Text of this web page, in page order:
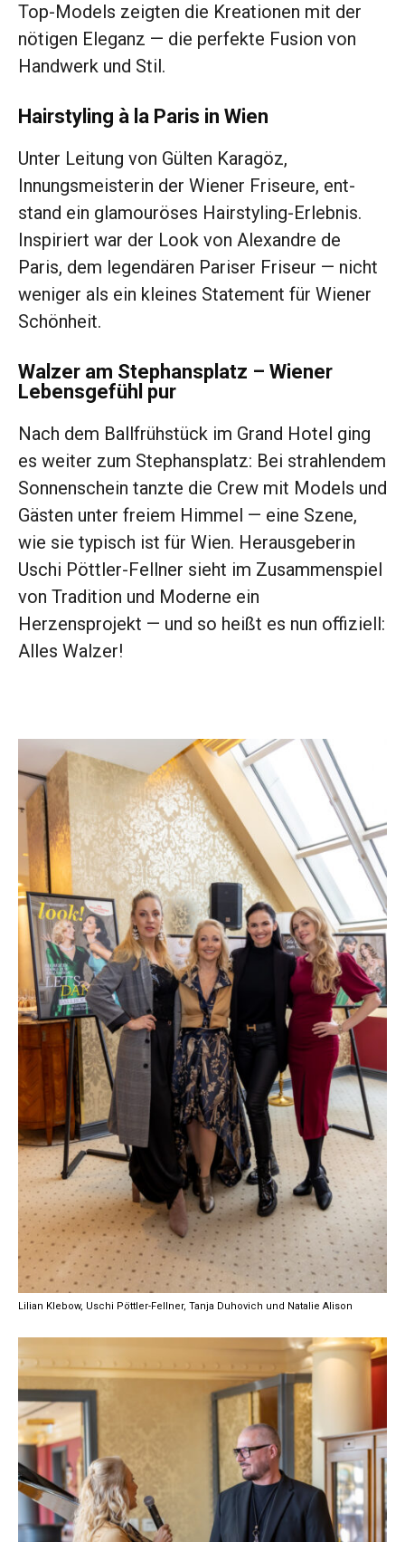
Top-Models zeigten die Kreationen mit der
nötigen Eleganz — die perfekte Fusion von
Handwerk und Stil.
Hairstyling à la Paris in Wien
Unter Leitung von Gülten Karagöz,
Innungsmeisterin der Wiener Friseure, ent­
stand ein glamouröses Hairstyling-Erlebnis.
Inspiriert war der Look von Alexandre de
Paris, dem legendären Pariser Friseur — nicht
weniger als ein kleines Statement für Wiener
Schönheit.
Walzer am Stephansplatz – Wiener
Lebensgefühl pur
Nach dem Ballfrühstück im Grand Hotel ging
es weiter zum Stephansplatz: Bei strahlendem
Sonnenschein tanzte die Crew mit Models und
Gästen unter freiem Himmel — eine Szene,
wie sie typisch ist für Wien. Herausgeberin
Uschi Pöttler-Fellner sieht im Zusammenspiel
von Tradition und Moderne ein
Herzensprojekt — und so heißt es nun offiziell:
Alles Walzer!
Lilian Klebow, Uschi Pöttler-Fellner, Tanja Duhovich und Natalie Alison